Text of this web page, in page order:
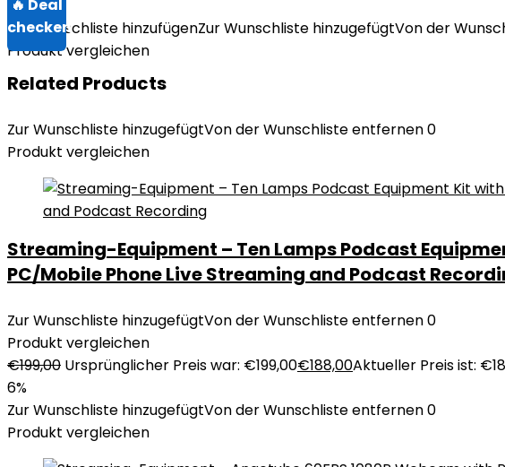
Zur Wunschliste hinzufügenZur Wunschliste hinzugefügtVon der
Produkt vergleichen
Related Products
Zur Wunschliste hinzugefügtVon der Wunschliste entfernen0
Produkt vergleichen
Streaming-Equipment – Ten Lamps Podcast
PC/Mobile Phone Live Streaming and Podcast
Zur Wunschliste hinzugefügtVon der Wunschliste entfernen0
Produkt vergleichen
€199,00 Ursprünglicher Preis war: €199,00€188,00Aktueller Preis ist:
6%
Zur Wunschliste hinzugefügtVon der Wunschliste entfernen0
Produkt vergleichen